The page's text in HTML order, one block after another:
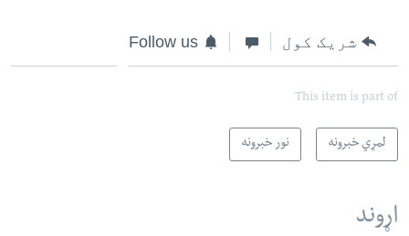
شریک کول Follow us
This item is part of
لمړي خبرونه نور خبرونه
اړوند